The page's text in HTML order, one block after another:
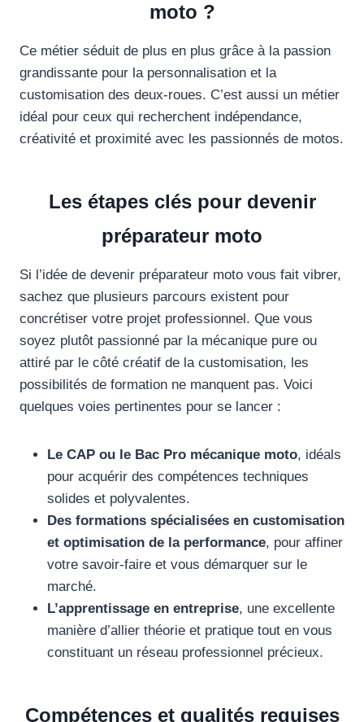
moto ?
Ce métier séduit de plus en plus grâce à la passion
grandissante pour la personnalisation et la
customisation des deux-roues. C’est aussi un métier
idéal pour ceux qui recherchent indépendance,
créativité et proximité avec les passionnés de motos.
Les étapes clés pour devenir
préparateur moto
Si l’idée de devenir préparateur moto vous fait vibrer,
sachez que plusieurs parcours existent pour
concrétiser votre projet professionnel. Que vous
soyez plutôt passionné par la mécanique pure ou
attiré par le côté créatif de la customisation, les
possibilités de formation ne manquent pas. Voici
quelques voies pertinentes pour se lancer :
Le CAP ou le Bac Pro mécanique moto, idéals
pour acquérir des compétences techniques
solides et polyvalentes.
Des formations spécialisées en customisation
et optimisation de la performance, pour affiner
votre savoir-faire et vous démarquer sur le
marché.
L’apprentissage en entreprise, une excellente
manière d’allier théorie et pratique tout en vous
constituant un réseau professionnel précieux.
Compétences et qualités requises